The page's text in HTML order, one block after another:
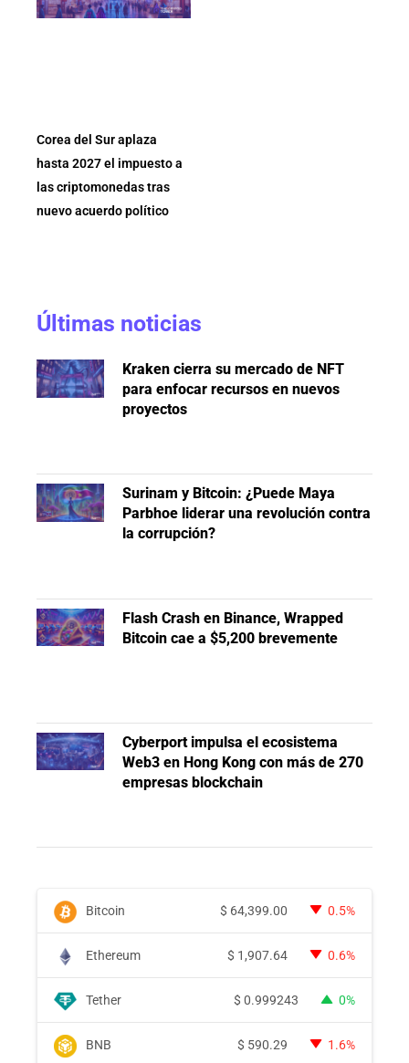
Corea del Sur aplaza
hasta 2027 el impuesto a
las criptomonedas tras
nuevo acuerdo político
Últimas noticias
Kraken cierra su mercado de NFT
para enfocar recursos en nuevos
proyectos
Surinam y Bitcoin: ¿Puede Maya
Parbhoe liderar una revolución contra
la corrupción?
Flash Crash en Binance, Wrapped
Bitcoin cae a $5,200 brevemente
Cyberport impulsa el ecosistema
Web3 en Hong Kong con más de 270
empresas blockchain
Bitcoin $ 64,399.00 0.5%
Ethereum $ 1,907.64 0.6%
Tether $ 0.999243 0%
BNB $ 590.29 1.6%